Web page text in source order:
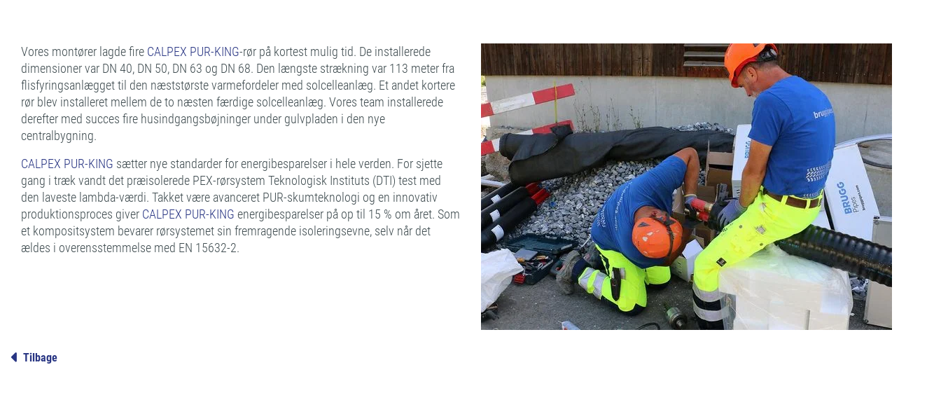
Vores montører lagde fire CALPEX PUR-KING-rør på kortest mulig tid. De installerede
dimensioner var DN 40, DN 50, DN 63 og DN 68. Den længste strækning var 113 meter fra
flisfyringsanlægget til den næststørste varmefordeler med solcelleanlæg. Et andet kortere
rør blev installeret mellem de to næsten færdige solcelleanlæg. Vores team installerede
derefter med succes fire husindgangsbøjninger under gulvpladen i den nye
centralbygning.
CALPEX PUR-KING sætter nye standarder for energibesparelser i hele verden. For sjette
gang i træk vandt det præisolerede PEX-rørsystem Teknologisk Instituts (DTI) test med
den laveste lambda-værdi. Takket være avanceret PUR-skumteknologi og en innovativ
produktionsproces giver CALPEX PUR-KING energibesparelser på op til 15 % om året. Som
et kompositsystem bevarer rørsystemet sin fremragende isoleringsevne, selv når det
ældes i overensstemmelse med EN 15632-2.
Tilbage